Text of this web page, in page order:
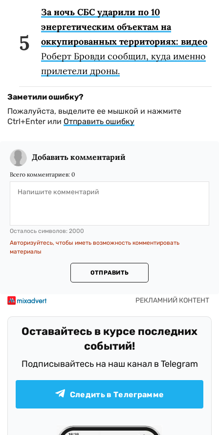
За ночь СБС ударили по 10
энергетическим объектам на
оккупированных территориях: видео
Роберт Бровди сообщил, куда именно
прилетели дроны.
Заметили ошибку?
Пожалуйста, выделите ее мышкой и нажмите
Ctrl+Enter или Отправить ошибку
Добавить комментарий
Всего комментариев: 0
Осталось символов: 2000
Авторизуйтесь, чтобы иметь возможность комментировать
материалы
ОТПРАВИТЬ
Оставайтесь в курсе последних
событий!
Подписывайтесь на наш канал в Telegram
Следить в Телеграмме